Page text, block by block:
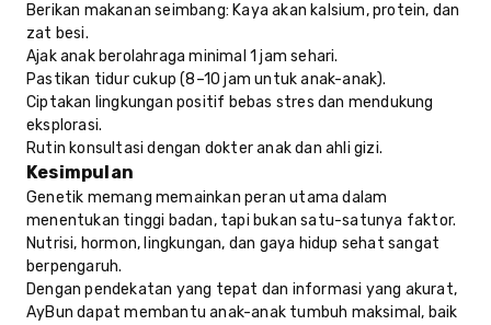
Berikan makanan seimbang: Kaya akan kalsium, protein, dan
zat besi.
Ajak anak berolahraga minimal 1 jam sehari.
Pastikan tidur cukup (8–10 jam untuk anak-anak).
Ciptakan lingkungan positif bebas stres dan mendukung
eksplorasi.
Rutin konsultasi dengan dokter anak dan ahli gizi.
Kesimpulan
Genetik memang memainkan peran utama dalam
menentukan tinggi badan, tapi bukan satu-satunya faktor.
Nutrisi, hormon, lingkungan, dan gaya hidup sehat sangat
berpengaruh.
Dengan pendekatan yang tepat dan informasi yang akurat,
AyBun dapat membantu anak-anak tumbuh maksimal, baik